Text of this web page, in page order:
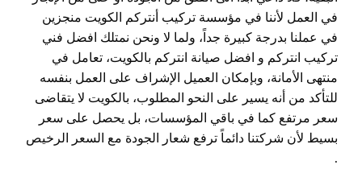
في العمل لأننا في مؤسسة تركيب أنتركم الكويت منجزين
في عملنا بدرجة كبيرة جداً، ولما لا ونحن نمتلك افضل فني
تركيب انتركم و افضل صيانة انتركم بالكويت، تعامل في
منتهى الأمانة، وبإمكان العميل الإشراف على العمل بنفسه
للتأكد من أنه يسير على النحو المطلوب، بالكويت لا يتقاضى
سعر مرتفع كما في باقي المؤسسات، بل يحصل على سعر
بسيط لأن شركتنا دائماً ترفع شعار الجودة مع السعر الرخيص
.